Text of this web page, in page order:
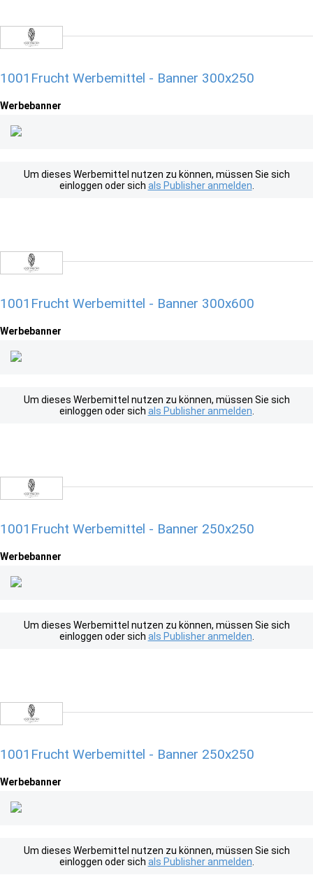
1001Frucht Werbemittel - Banner 300x250
Werbebanner
Um dieses Werbemittel nutzen zu können, müssen Sie sich
einloggen oder sich als Publisher anmelden
1001Frucht Werbemittel - Banner 300x600
Werbebanner
Um dieses Werbemittel nutzen zu können, müssen Sie sich
einloggen oder sich als Publisher anmelden
1001Frucht Werbemittel - Banner 250x250
Werbebanner
Um dieses Werbemittel nutzen zu können, müssen Sie sich
einloggen oder sich als Publisher anmelden
1001Frucht Werbemittel - Banner 250x250
Werbebanner
Um dieses Werbemittel nutzen zu können, müssen Sie sich
einloggen oder sich als Publisher anmelden